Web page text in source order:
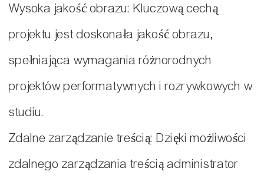
Wysoka jakość obrazu: Kluczową cechą
projektu jest doskonała jakość obrazu,
spełniająca wymagania różnorodnych
projektów performatywnych i rozrywkowych w
studiu.
Zdalne zarządzanie treścią: Dzięki możliwości
zdalnego zarządzania treścią administrator